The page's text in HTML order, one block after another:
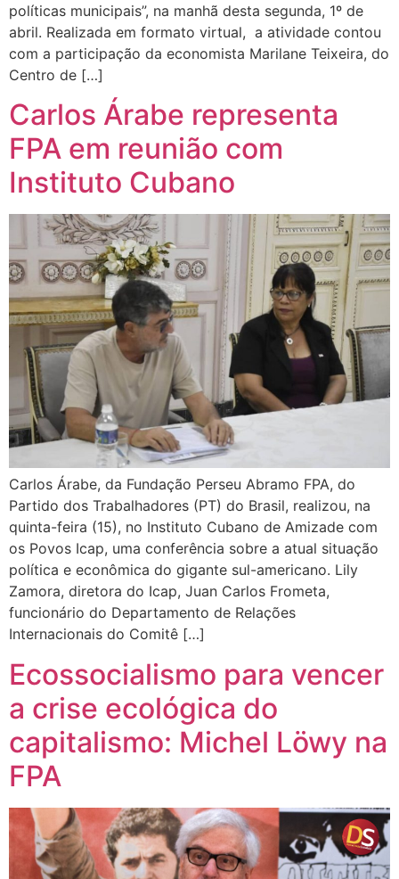
políticas municipais”, na manhã desta segunda, 1º de
abril. Realizada em formato virtual, a atividade contou
com a participação da economista Marilane Teixeira, do
Centro de […]
Carlos Árabe representa
FPA em reunião com
Instituto Cubano
Carlos Árabe, da Fundação Perseu Abramo FPA, do
Partido dos Trabalhadores (PT) do Brasil, realizou, na
quinta-feira (15), no Instituto Cubano de Amizade com
os Povos Icap, uma conferência sobre a atual situação
política e econômica do gigante sul-americano. Lily
Zamora, diretora do Icap, Juan Carlos Frometa,
funcionário do Departamento de Relações
Internacionais do Comitê […]
Ecossocialismo para vencer
a crise ecológica do
capitalismo: Michel Löwy na
FPA